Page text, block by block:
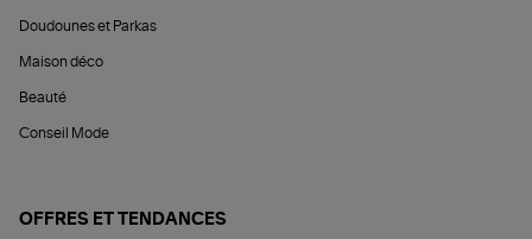
Doudounes et Parkas
Maison déco
Beauté
Conseil Mode
OFFRES ET TENDANCES